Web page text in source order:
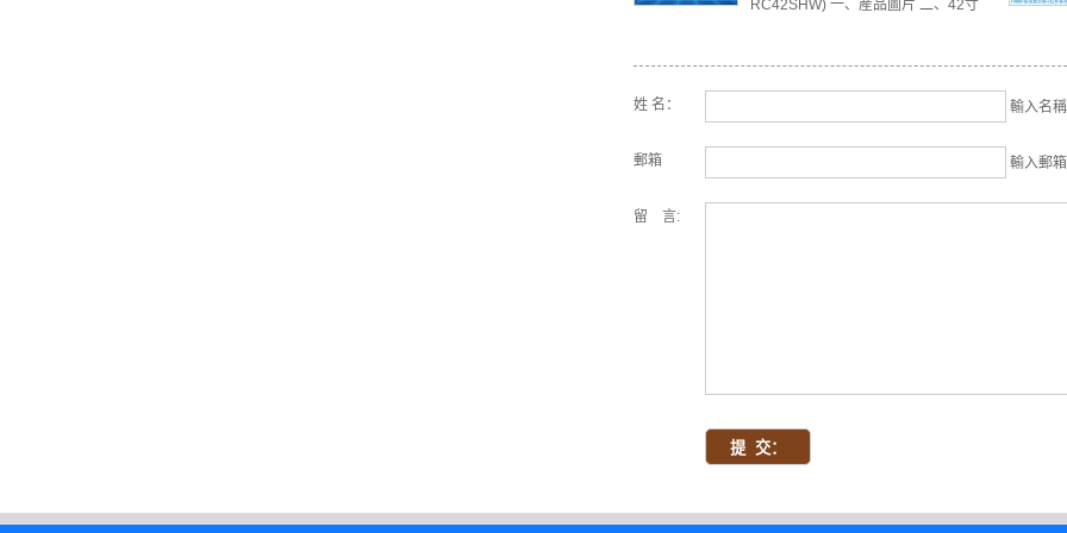
RC42SHW) 一、産品圖片 二、42寸
姓 名： 輸入名稱
郵箱 輸入郵箱
留 言: